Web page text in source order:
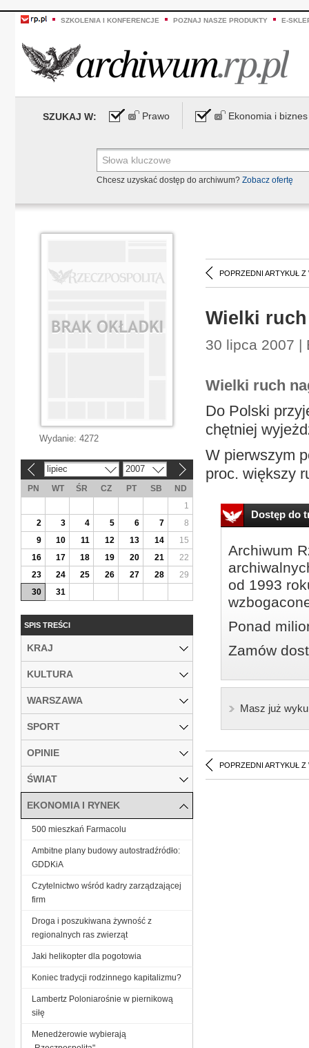
SZKOLENIA I KONFERENCJE POZNAJ NASZE PRODUKTY E-
SZUKAJ W: Prawo Ekonomia i biznes
Chcesz uzyskać dostęp do archiwum? Zobacz ofertę
POPRZEDNI ARTYKUŁ Z
Wielki
30 lipca 2007 |
Wielki ruch
Do Polski
chętniej
W pierwszym
proc. większy
Dostęp do
Archiwum
od 1993
Ponad
Zamów
Masz już
POPRZEDNI ARTYKUŁ Z
Wydanie: 4272
lipiec 2007
PN WT ŚR CZ PT SB
ND
1
2
3 4 5 6 7
8
9
10 11 12 13 14
15
16
17 18 19 20 21
22
23
24 25 26 27 28
29
30
31
SPIS TREŚCI
KRAJ
KULTURA
WARSZAWA
SPORT
OPINIE
ŚWIAT
EKONOMIA I RYNEK
500 mieszkań Farmacolu
Ambitne plany budowy autostradźródło:
GDDKiA
Czytelnictwo wśród kadry zarządzającej
firm
Droga i poszukiwana żywność z
regionalnych ras zwierząt
Jaki helikopter dla pogotowia
Koniec tradycji rodzinnego kapitalizmu?
Lambertz Poloniarośnie w piernikową
siłę
Menedżerowie wybierają